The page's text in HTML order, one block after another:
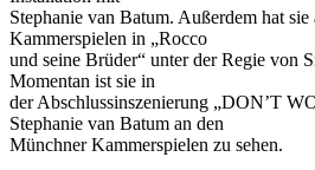
Stephanie van Batum. Außerdem hat
Kammerspielen in „Rocco
und seine Brüder“ unter der Regie von
Momentan ist sie in
der Abschlussinszenierung „DON’T
Stephanie van Batum an den
Münchner Kammerspielen zu sehen.